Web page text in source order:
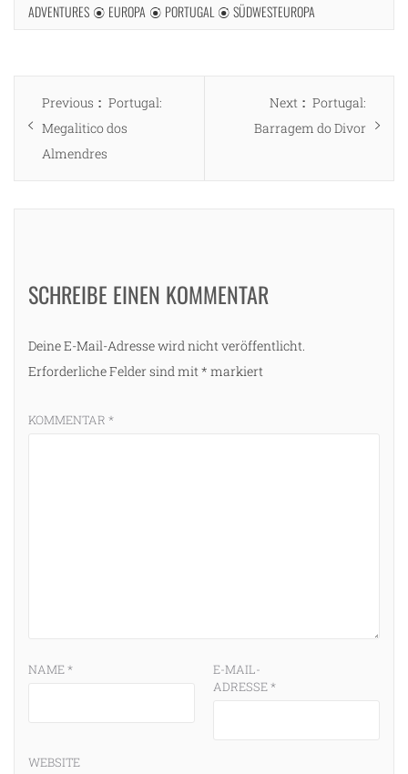
ADVENTURES EUROPA PORTUGAL SÜDWESTEUROPA
Beitragsnavigation
Previous
Previous
post:
Portugal:
Megalitico dos
Almendres
Next
Next
post:
Portugal:
Barragem do Divor
SCHREIBE EINEN KOMMENTAR
Deine E-Mail-Adresse wird nicht veröffentlicht.
Erforderliche Felder sind mit * markiert
KOMMENTAR *
NAME*
E-MAIL-
ADRESSE*
WEBSITE